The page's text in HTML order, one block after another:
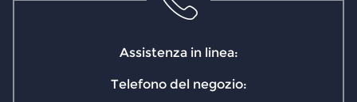
Assistenza in linea:
Telefono del negozio: